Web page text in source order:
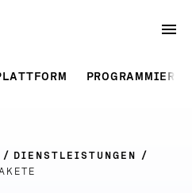
DIENSTLEISTUNGEN